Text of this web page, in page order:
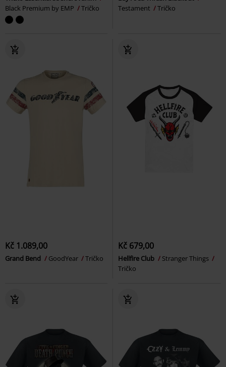
Black Premium by EMP
Tričko
Testament
Tričko
Kč 1.089,00
Grand Bend GoodYear Tričko
Kč 679,00
Hellfire Club
Stranger Things
Tričko